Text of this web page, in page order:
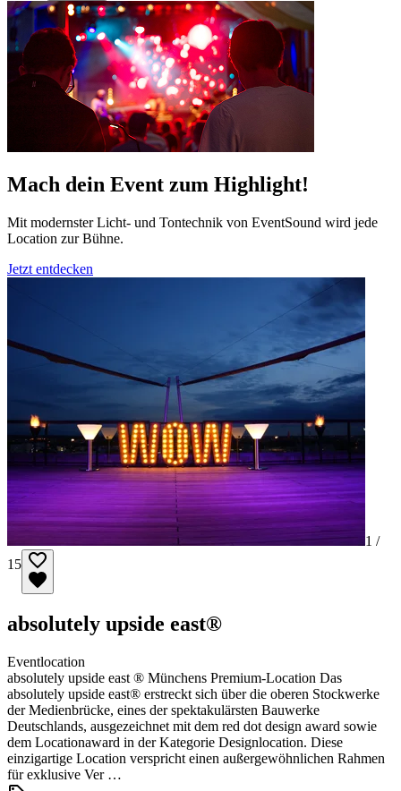
Mach dein Event zum Highlight!
Mit modernster Licht- und Tontechnik von EventSound wird jede
Location zur Bühne.
Jetzt entdecken
1 /
15
absolutely upside east®
Eventlocation
absolutely upside east ® Münchens Premium-Location Das
absolutely upside east® erstreckt sich über die oberen Stockwerke
der Medienbrücke, eines der spektakulärsten Bauwerke
Deutschlands, ausgezeichnet mit dem red dot design award sowie
dem Locationaward in der Kategorie Designlocation. Diese
einzigartige Location verspricht einen außergewöhnlichen Rahmen
für exklusive Ver …